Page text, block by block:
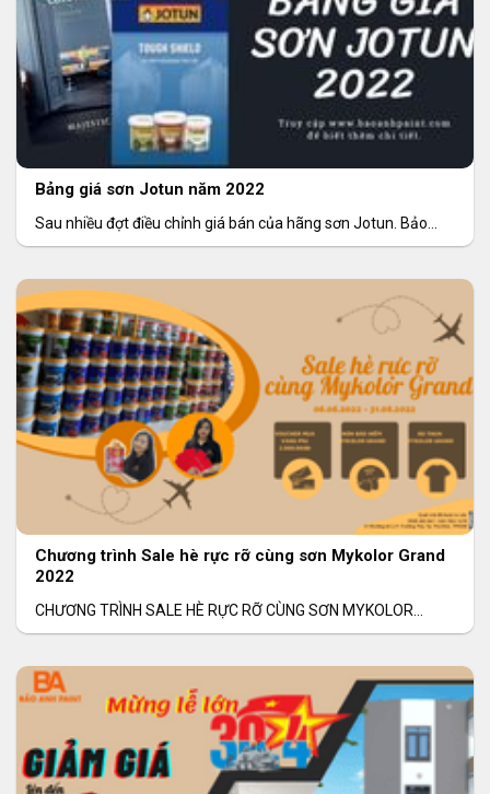
Bảng giá sơn Jotun năm 2022
Sau nhiều đợt điều chỉnh giá bán của hãng sơn Jotun. Bảo
Anh Paint trân
Chương trình Sale hè rực rỡ cùng sơn Mykolor Grand
2022
CHƯƠNG TRÌNH SALE HÈ RỰC RỠ CÙNG SƠN MYKOLOR
GRAND Thời gian: 06/06/2022 – 31/08/2022 Khu